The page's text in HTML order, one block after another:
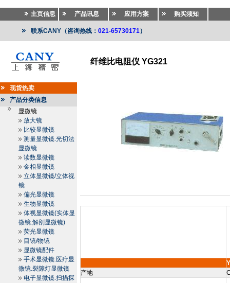
主页信息 产品讯息 应用方案 购买须知
联系CANY（咨询热线： 021-65730171）
纤维比电阻仪 YG321
现货热卖
产品分类信息
显微镜
放大镜
比较显微镜
测量显微镜.光切法
显微镜
读数显微镜
金相显微镜
立体显微镜/立体视
镜
偏光显微镜
生物显微镜
体视显微镜(实体显
微镜.解剖显微镜)
荧光显微镜
目镜/物镜
显微镜配件
手术显微镜.医疗显
微镜.裂隙灯显微镜
电子显微镜.扫描探
产地